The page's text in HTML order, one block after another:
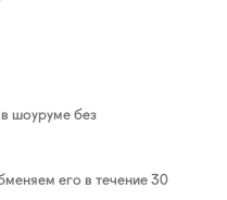
шоуруме без
его в течение 30